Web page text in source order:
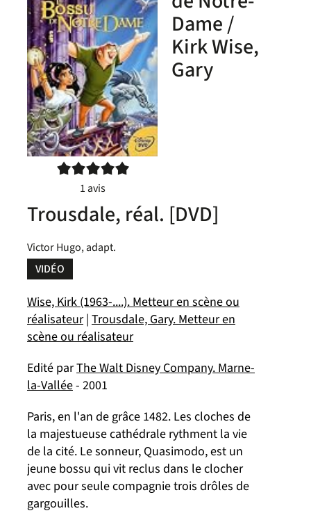
5/5
1avis
Dame /
Kirk Wise,
Gary
Trousdale, réal. [DVD]
Victor Hugo, adapt.
VIDÉO
Wise, Kirk (1963-....). Metteur en scène ou
réalisateur| Trousdale, Gary. Metteur en
scène ou réalisateur
Edité parThe Walt Disney Company. Marne-
la-Vallée- 2001
Paris, en l'an de grâce 1482. Les cloches de
la majestueuse cathédrale rythment la vie
de la cité. Le sonneur, Quasimodo, est un
jeune bossu qui vit reclus dans le clocher
avec pour seule compagnie trois drôles de
gargouilles.